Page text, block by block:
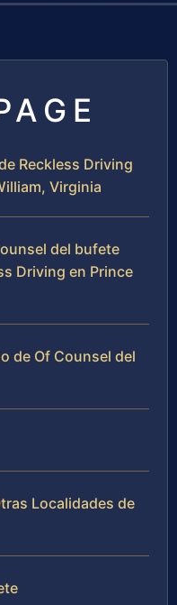
Reckless Driving
Virginia
del bufete
Driving en Prince
de Of Counsel del
Localidades de